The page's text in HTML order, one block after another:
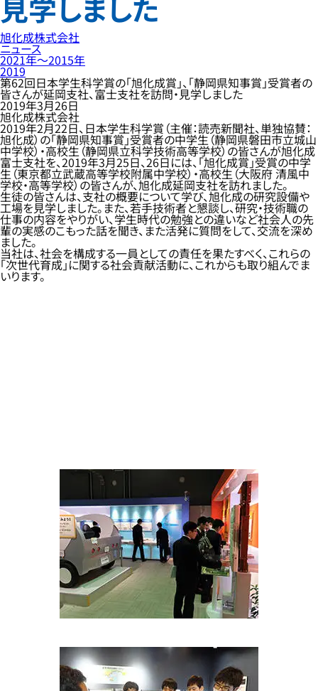
見学しました
旭化成株式会社
ニュース
2021年〜2015年
2019
第62回日本学生科学賞の「旭化成賞」、「静岡県知事賞」受賞者の
皆さんが延岡支社、富士支社を訪問・見学しました
2019年3月26日
旭化成株式会社
2019年2月22日、日本学生科学賞（主催：読売新聞社、単独協賛：
旭化成）の「静岡県知事賞」受賞者の中学生（静岡県磐田市立城山
中学校）・高校生（静岡県立科学技術高等学校）の皆さんが旭化成
富士支社を、2019年3月25日、26日には、「旭化成賞」受賞の中学
生（東京都立武蔵高等学校附属中学校）・高校生（大阪府 清風中
学校・高等学校）の皆さんが、旭化成延岡支社を訪れました。
生徒の皆さんは、支社の概要について学び、旭化成の研究設備や
工場を見学しました。また、若手技術者と懇談し、研究・技術職の
仕事の内容をやりがい、学生時代の勉強との違いなど社会人の先
輩の実感のこもった話を聞き、また活発に質問をして、交流を深め
ました。
当社は、社会を構成する一員としての責任を果たすべく、これらの
「次世代育成」に関する社会貢献活動に、これからも取り組んでま
いります。